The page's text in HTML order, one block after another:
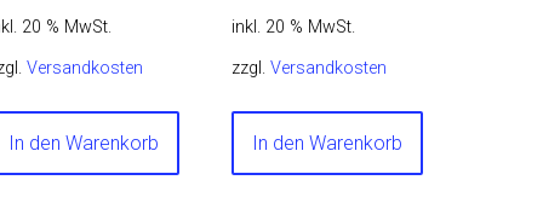
20 % MwSt.
Versandkosten
In den Warenkorb
inkl. 20 % MwSt.
zzgl.Versandkosten
In den Warenkorb